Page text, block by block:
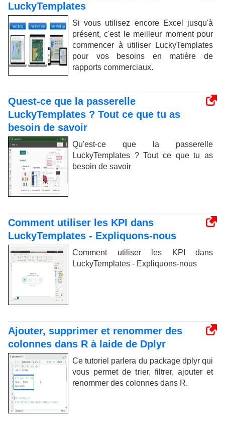
LuckyTemplates
Si vous utilisez encore Excel jusqu'à
présent, c'est le meilleur moment pour
commencer à utiliser LuckyTemplates
pour vos besoins en matière de
rapports commerciaux.
Quest-ce que la passerelle
LuckyTemplates ? Tout ce que tu as
besoin de savoir
Qu'est-ce que la passerelle
LuckyTemplates ? Tout ce que tu as
besoin de savoir
Comment utiliser les KPI dans
LuckyTemplates - Expliquons-nous
Comment utiliser les KPI dans
LuckyTemplates - Expliquons-nous
Ajouter, supprimer et renommer des
colonnes dans R à laide de Dplyr
Ce tutoriel parlera du package dplyr qui
vous permet de trier, filtrer, ajouter et
renommer des colonnes dans R.